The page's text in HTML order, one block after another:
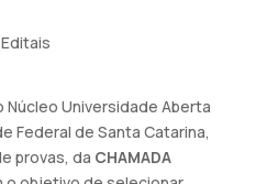
Editais
Universidade Aberta
Federal de Santa Catarina,
provas, da CHAMADA